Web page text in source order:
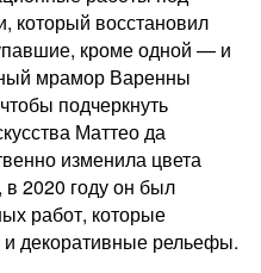
который восстановил
кроме одной — и
мрамор Варенны
подчеркнуть
Маттео да
изменила цвета
2020 году он был
работ, которые
и декоративные рельефы.